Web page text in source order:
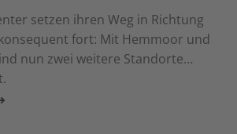
setzen ihren Weg in Richtung
fort: Mit Hemmoor und
nun zwei weitere Standorte